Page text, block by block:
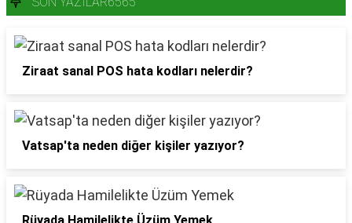
Ziraat sanal POS hata kodları nelerdir?
Vatsap'ta neden diğer kişiler yazıyor?